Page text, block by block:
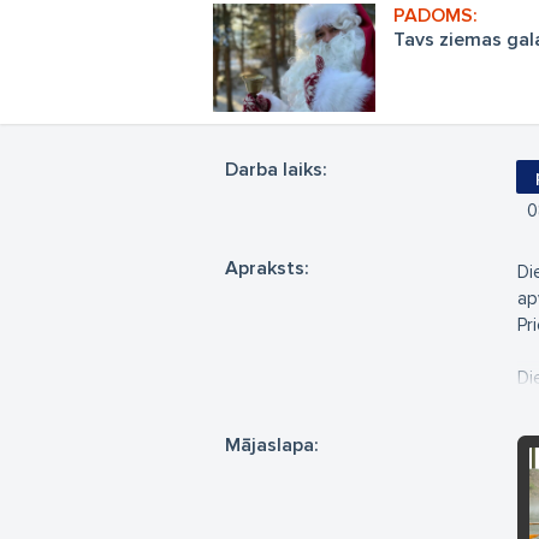
Tavs ziemas
Darba laiks:
Apraksts:
Mājaslapa: